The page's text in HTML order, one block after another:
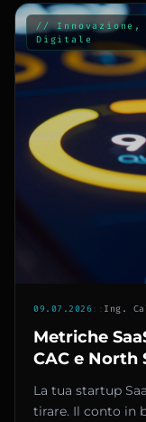
// Innovazione,
Digitale
09.07.2026:: Ing.
Metriche
CAC e North
La tua startup
tirare. Il conto in